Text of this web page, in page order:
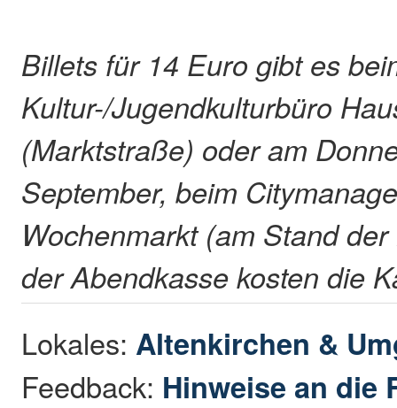
Billets für 14 Euro gibt es
Kultur-/Jugendkulturbüro
(Marktstraße) oder am
September, beim
Wochenmarkt (am Stand
der Abendkasse kosten die
Lokales: Altenkirchen &
Feedback: Hinweise an die